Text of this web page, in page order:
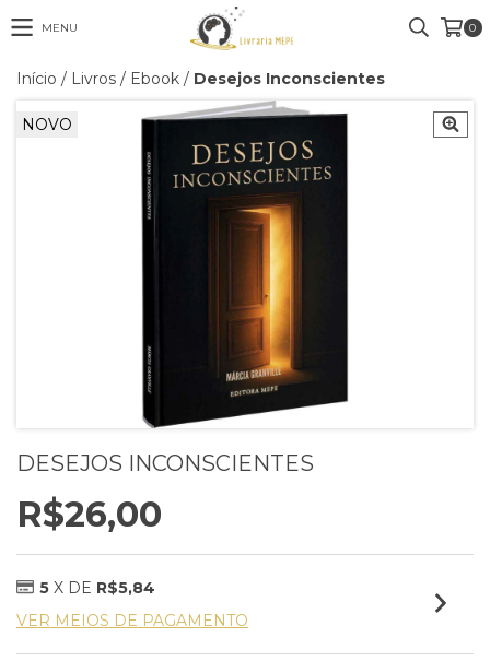
MENU 0
Início / Livros / Ebook / Desejos Inconscientes
NOVO
DESEJOS INCONSCIENTES
R$26,00
5 X DE R$5,84
VER MEIOS DE PAGAMENTO